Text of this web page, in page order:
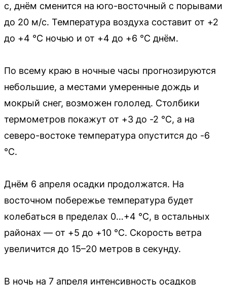
с, днём сменится на юго-восточный с порывами
до 20 м/с. Температура воздуха составит от +2
до +4 °C ночью и от +4 до +6 °C днём.
По всему краю в ночные часы прогнозируются
небольшие, а местами умеренные дождь и
мокрый снег, возможен гололед. Столбики
термометров покажут от +3 до -2 °C, а на
северо-востоке температура опустится до -6
°C.
Днём 6 апреля осадки продолжатся. На
восточном побережье температура будет
колебаться в пределах 0…+4 °C, в остальных
районах — от +5 до +10 °C. Скорость ветра
увеличится до 15–20 метров в секунду.
В ночь на 7 апреля интенсивность осадков